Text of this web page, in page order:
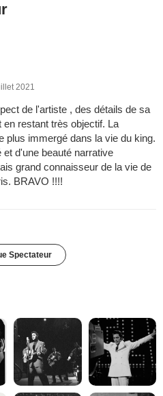
2021
de l'artiste , des détails de sa
restant très objectif. La
plus immergé dans la vie du king.
d'une beauté narrative
grand connaisseur de la vie de
BRAVO !!!!
Spectateur